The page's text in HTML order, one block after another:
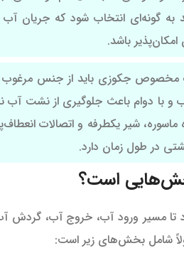
به گونه‌ای انتخاب شود که جریان
باشد.
جکوزی باید از جنس مرغوب و
و با دوام باعث جلوگیری از نشت آب
شیر یکطرفه و اتصالات
در طول زمان دارد.
است؟
تا مسیر ورود آب، خروج آب،
شامل بخش‌های زیر است: